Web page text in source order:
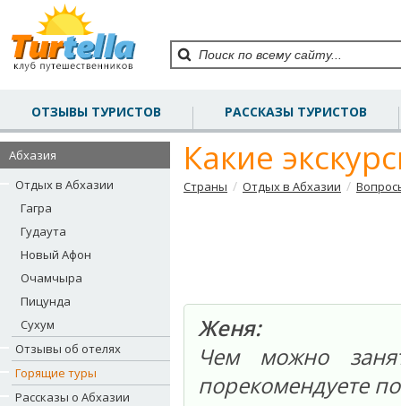
ОТЗЫВЫ ТУРИСТОВ РАССКАЗЫ ТУРИСТОВ
Абхазия
Отдых в Абхазии
Гагра
Гудаута
Новый Афон
Очамчыра
Пицунда
Сухум
Отзывы об отелях
Горящие туры
Рассказы о Абхазии
Какие
Страны / Отдых в Абхазии /
Женя:
Чем можно
порекомендуете